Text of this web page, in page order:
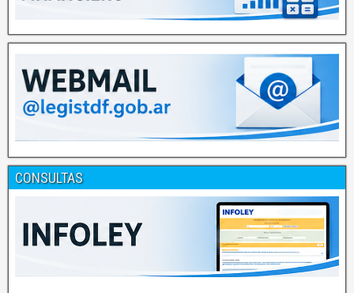
CONSULTAS